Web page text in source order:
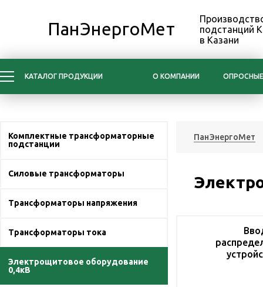
ПанЭнергоМет
подстанций
в Казани
КАТАЛОГ ПРОДУКЦИИ О КОМПАНИИ
Комплектные трансформаторные
подстанции
Силовые трансформаторы
Трансформаторы напряжения
Трансформаторы тока
Электрощитовое оборудование
0,4кВ
ПанЭнергоМет